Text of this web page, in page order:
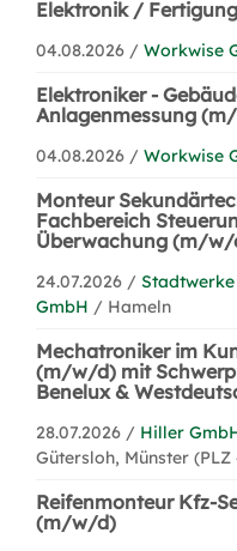
Elektronik /
04.08.2026 / Workwise
Elektroniker -
Anlagenmessung
04.08.2026 / Workwise
Monteur
Fachbereich
Überwachung (m/
24.07.2026 /
GmbH / Hameln
Mechatroniker im
(m/w/d) mit
Benelux &
28.07.2026 / Hiller
Gütersloh, Münster
Reifenmonteur Kfz-
(m/w/d)